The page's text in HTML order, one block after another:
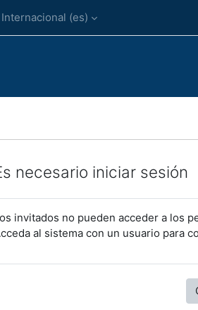
‎(es)‎
necesario iniciar sesión
invitados no pueden acceder a los
al sistema con un usuario para